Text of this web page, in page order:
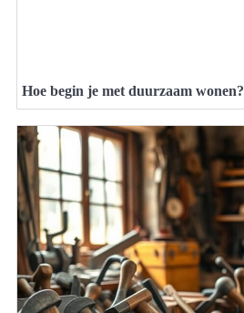
Hoe begin je met duurzaam wonen?